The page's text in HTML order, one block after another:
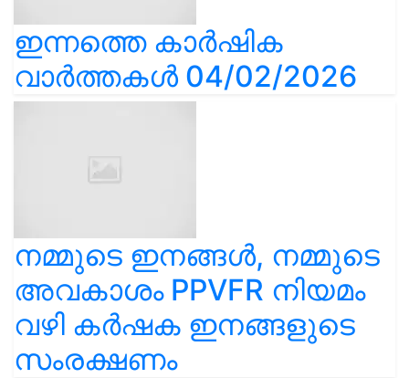
ഇന്നത്തെ കാർഷിക
വാർത്തകൾ 04/02/2026
നമ്മുടെ ഇനങ്ങൾ, നമ്മുടെ
അവകാശം PPVFR നിയമം
വഴി കർഷക ഇനങ്ങളുടെ
സംരക്ഷണം